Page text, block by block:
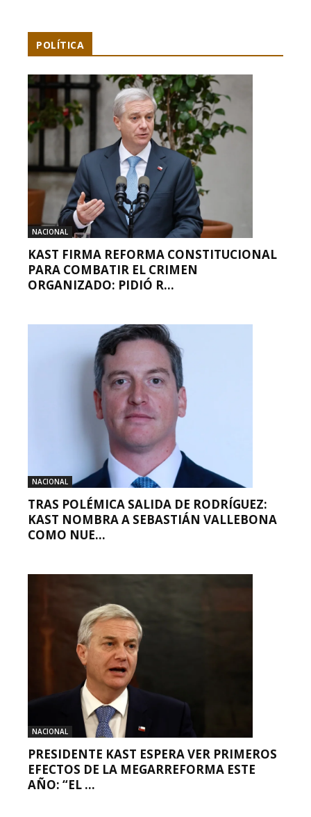
POLÍTICA
NACIONAL
KAST FIRMA REFORMA CONSTITUCIONAL
PARA COMBATIR EL CRIMEN
ORGANIZADO: PIDIÓ R...
NACIONAL
TRAS POLÉMICA SALIDA DE RODRÍGUEZ:
KAST NOMBRA A SEBASTIÁN VALLEBONA
COMO NUE...
NACIONAL
PRESIDENTE KAST ESPERA VER PRIMEROS
EFECTOS DE LA MEGARREFORMA ESTE
AÑO: “EL ...